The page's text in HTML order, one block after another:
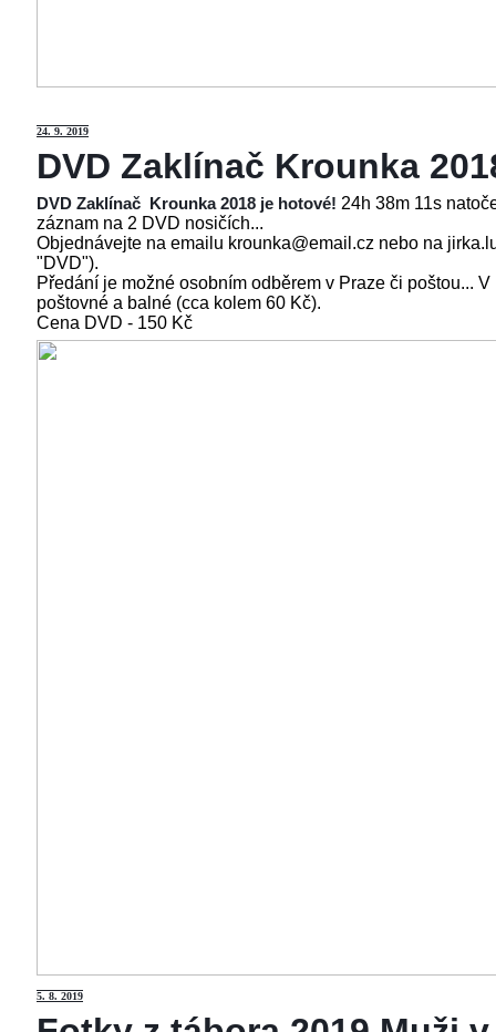
24. 9. 2019
DVD Zaklínač Krounka
DVD Zaklínač Krounka 2018 je hotové! 24h 38m 11s
záznam na 2 DVD nosičích...
Objednávejte na emailu krounka@email.cz nebo na
"DVD").
Předání je možné osobním odběrem v Praze či poštou...
poštovné a balné (cca kolem 60 Kč).
Cena DVD - 150 Kč
5. 8. 2019